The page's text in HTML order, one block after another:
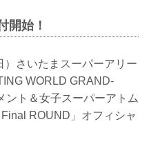
開始！
さいたまスーパーアリー
WORLD GRAND-
ント＆女子スーパーアトム
ROUND」オフィシャ